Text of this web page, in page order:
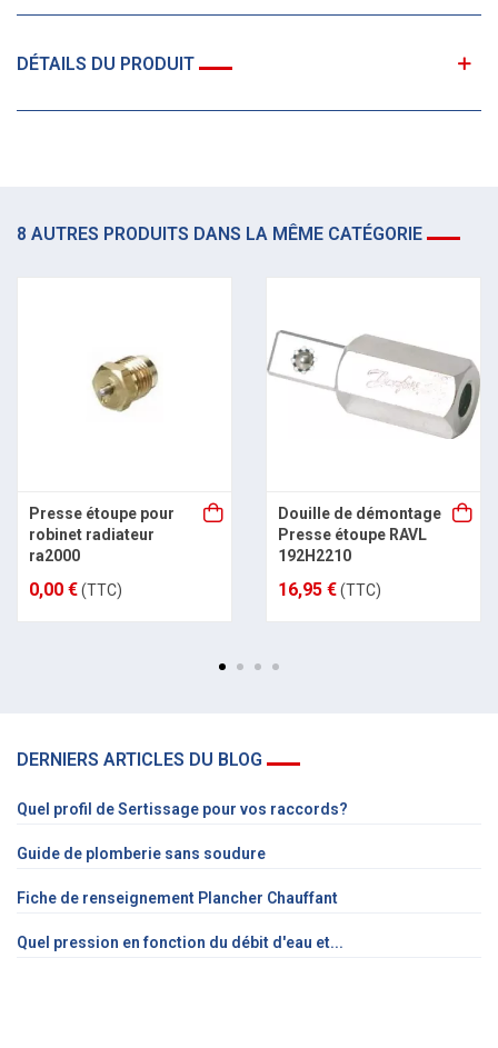
DÉTAILS DU PRODUIT
8 AUTRES PRODUITS DANS LA MÊME CATÉGORIE
Presse étoupe pour
robinet radiateur
ra2000
0,00 €(TTC)
Douille de démontage
Presse étoupe RAVL
192H2210
16,95 €(TTC)
DERNIERS ARTICLES DU BLOG
Quel profil de Sertissage pour vos raccords?
Guide de plomberie sans soudure
Fiche de renseignement Plancher Chauffant
Quel pression en fonction du débit d'eau et...